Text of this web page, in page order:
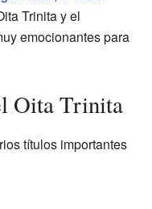
Trinita y el
emocionantes para
Oita Trinita
títulos importantes